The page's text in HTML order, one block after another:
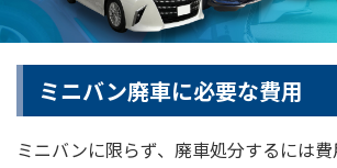
ミニバン廃車に必要な費用
ミニバンに限らず、廃車処分するには費